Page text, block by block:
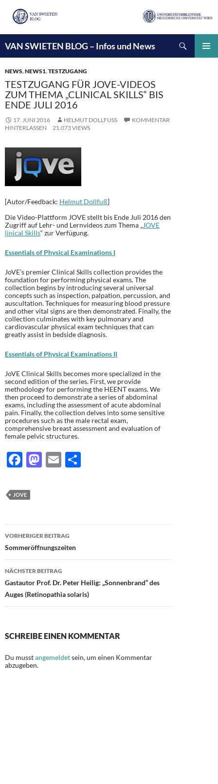
VAN SWIETEN BLOG – Infos und News
INHALT
SPRINGEN
NEWS,NEWS1,TESTZUGANG
TESTZUGANG FÜR JOVE-VIDEOS
ZUM THEMA „CLINICAL SKILLS“ BIS
ENDE JULI 2016
17. JUNI 2016 HELMUT DOLLFUSS
KOMMENTAR
HINTERLASSEN
21.073 VIEWS
[Autor/Feedback: Helmut Dollfuß]
Die Video-Plattform JOVE stellt bis Ende Juli 2016 den
Zugriff auf Lehr- und Lernvideos zum Thema „JOVE
linical Skills“ zur Verfügung.
Essentials of Physical Examinations I
JoVE’s premier Clinical Skills collection provides the
foundation for performing physical exams. The
collection begins by introducing several universal
concepts such as inspection, palpation, percussion, and
auscultation. Techniques for measuring blood pressure
and other vital signs are then demonstrated. Finally, the
collection culminates with key pulmonary and
cardiovascular physical exam techniques that can
greatly assist in bedside diagnosis.
Essentials of Physical Examinations II
JoVE Clinical Skills becomes more specialized in the
second edition of the series. First, we provide
methodology for performing the HEENT exams. We
then proceed to demonstrate a series of abdominal
exams, including the assessment of acute abdominal
pain. Finally, the collection delves into some sensitive
procedures such as the male rectal exam,
comprehensive breast assessment and evaluation of
female pelvic structures.
F
e
o
o
k
M
o
n
E
JOVE
Beitragsnavigation
VORHERIGER BEITRAG
Sommeröffnungszeiten
NÄCHSTER BEITRAG
Gastautor Prof. Dr. Peter Heilig: „Sonnenbrand“ des
Auges (Retinopathia solaris)
SCHREIBE EINEN KOMMENTAR
Du musstangemeldetsein, um einen Kommentar
abzugeben.